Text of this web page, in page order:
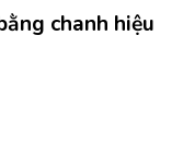
chanh hiệu